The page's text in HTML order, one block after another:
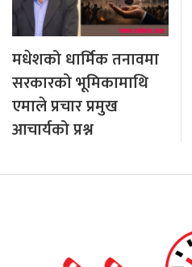
मधेशको धार्मिक तनावमा
सरकारको भूमिकामाथि
एमाले प्रचार प्रमुख
आचार्यको प्रश्न